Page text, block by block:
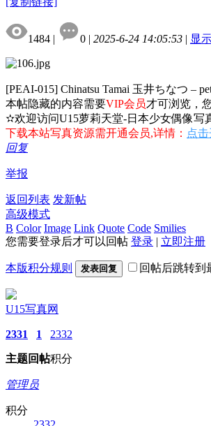
1484 | 0 | 2025-6-24 14:05:53 | 显
[PEAI-015] Chinatsu Tamai 玉井ちなつ –
本帖隐藏的内容需要VIP会员才可浏览，
✫欢迎访问U15萝莉天堂-日本少女偶像写
下载本站写真资源需开通会员,详情： 点击
回复
举报
返回列表 发新帖
高级模式
B Color Image Link Quote Code Smilies
您需要登录后才可以回帖 登录 | 立即注册
本版积分规则 发表回复 回帖后跳转到
U15写真网
2331
主题
1
回帖
2332
积分
管理员
积分